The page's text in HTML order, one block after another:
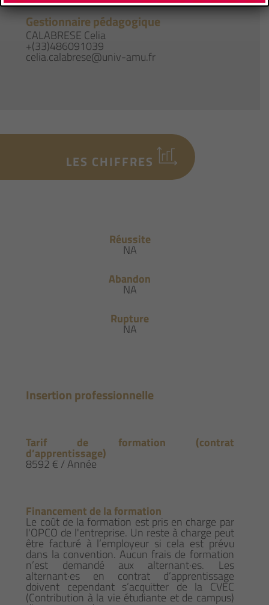
Gestionnaire pédagogique
CALABRESE Celia
+(33)486091039
celia.calabrese@univ-amu.fr
LES CHIFFRES
Réussite
NA
Abandon
NA
Rupture
NA
Insertion professionnelle
Tarif de formation (contrat
d’apprentissage)
8592 € / Année
Financement de la formation
Le coût de la formation est pris en charge par
l'OPCO de l'entreprise. Un reste à charge peut
être facturé à l’employeur si cela est prévu
dans la convention. Aucun frais de formation
n’est demandé aux alternant·es. Les
alternant·es en contrat d’apprentissage
doivent cependant s’acquitter de la CVEC
(Contribution à la vie étudiante et de campus)